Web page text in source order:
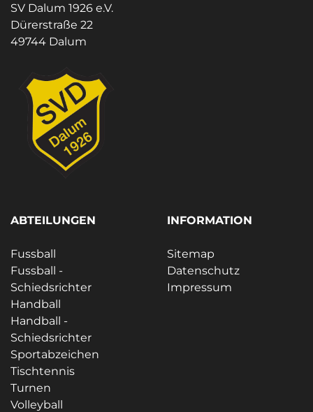
SV Dalum 1926 e.V.
Dürerstraße 22
49744 Dalum
ABTEILUNGEN
Fussball
Fussball -
Schiedsrichter
Handball
Handball -
Schiedsrichter
Sportabzeichen
Tischtennis
Turnen
Volleyball
INFORMATION
Sitemap
Datenschutz
Impressum